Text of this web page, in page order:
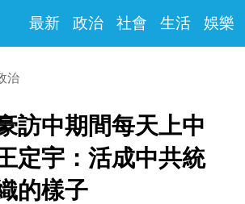
最新 政治 社會 生活 娛樂
治
訪中期間每天上中
定宇：活成中共統
的樣子